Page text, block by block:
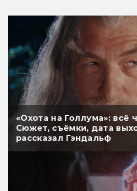
«Охота на Голлума»: всё
Сюжет, съёмки, дата
рассказал Гэндальф